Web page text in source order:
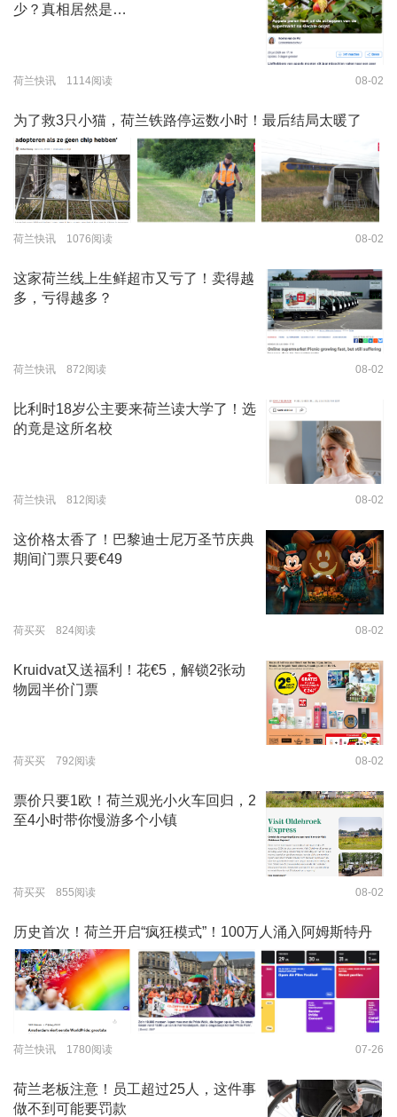
少？真相居然是…
荷兰快讯 1114阅读 08-02
为了救3只小猫，荷兰铁路停运数小时！最后结局太暖了
荷兰快讯 1076阅读 08-02
这家荷兰线上生鲜超市又亏了！卖得越
多，亏得越多？
荷兰快讯 872阅读 08-02
比利时18岁公主要来荷兰读大学了！选
的竟是这所名校
荷兰快讯 812阅读 08-02
这价格太香了！巴黎迪士尼万圣节庆典
期间门票只要€49
荷买买 824阅读 08-02
Kruidvat又送福利！花€5，解锁2张动
物园半价门票
荷买买 792阅读 08-02
票价只要1欧！荷兰观光小火车回归，2
至4小时带你慢游多个小镇
荷买买 855阅读 08-02
历史首次！荷兰开启“疯狂模式”！100万人涌入阿姆斯特丹
荷兰快讯 1780阅读 07-26
荷兰老板注意！员工超过25人，这件事
做不到可能要罚款